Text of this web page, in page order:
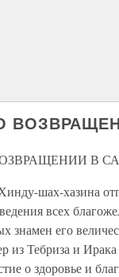
В
шах-хазина
всех
знамен его
из Тебриза и
о здоровье и